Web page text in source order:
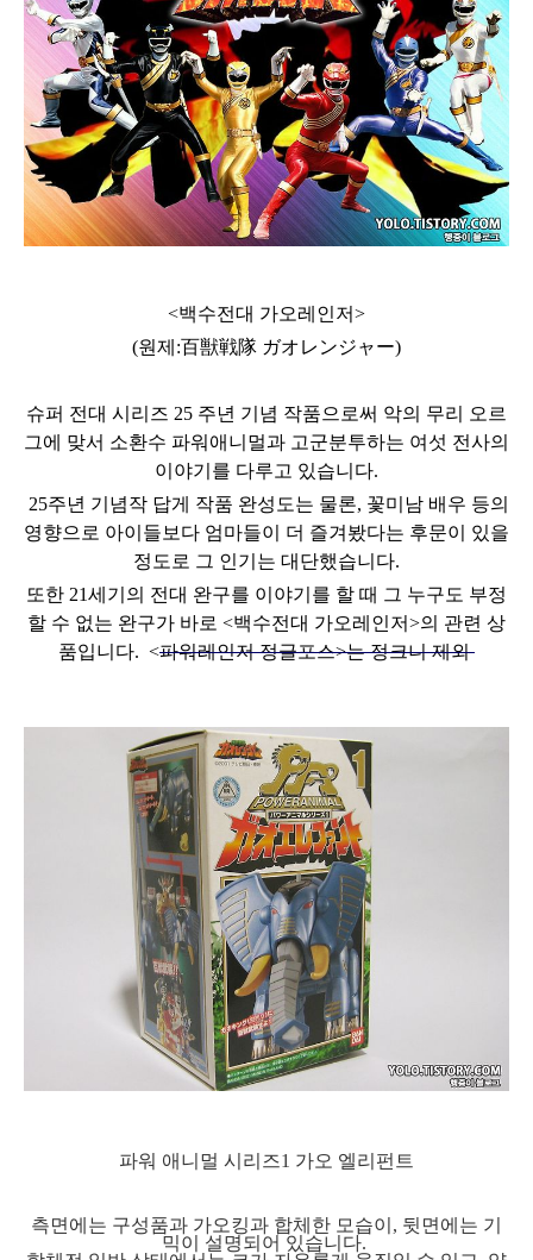
<백수전대 가오레인저>
(원제:百獣戦隊 ガオレンジャー)
슈퍼 전대 시리즈 25 주년 기념 작품으로써 악의 무리 오르
그에 맞서 소환수 파워애니멀과 고군분투하는 여섯 전사의
이야기를 다루고 있습니다.
25주년 기념작 답게 작품 완성도는 물론, 꽃미남 배우 등의
영향으로 아이들보다 엄마들이 더 즐겨봤다는 후문이 있을
정도로 그 인기는 대단했습니다.
또한 21세기의 전대 완구를 이야기를 할 때 그 누구도 부정
할 수 없는 완구가 바로 <백수전대 가오레인저>의 관련 상
품입니다. <파워레인저 정글포스>는 정크니 제외
파워 애니멀 시리즈1 가오 엘리펀트
측면에는 구성품과 가오킹과 합체한 모습이, 뒷면에는 기
믹이 설명되어 있습니다.